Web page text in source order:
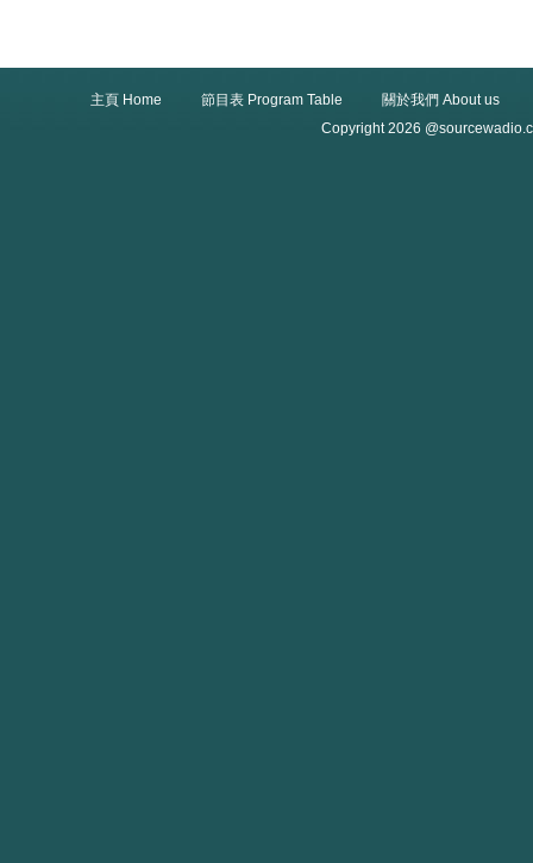
主頁 Home 節目表 Program Table
關於我們 About us
Copyright 2026